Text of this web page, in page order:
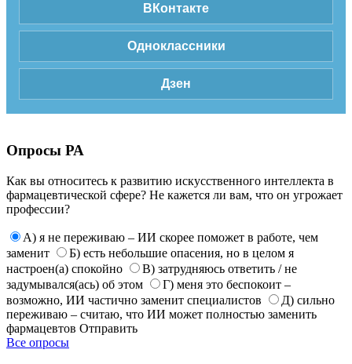
ВКонтакте
Одноклассники
Дзен
Опросы РА
Как вы относитесь к развитию искусственного интеллекта в
фармацевтической сфере? Не кажется ли вам, что он угрожает
профессии?
А) я не переживаю – ИИ скорее поможет в работе, чем
заменит
Б) есть небольшие опасения, но в целом я
настроен(а) спокойно
В) затрудняюсь ответить / не
задумывался(ась) об этом
Г) меня это беспокоит –
возможно, ИИ частично заменит специалистов
Д) сильно
переживаю – считаю, что ИИ может полностью заменить
фармацевтов Отправить
Все опросы